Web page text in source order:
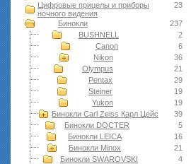
23
Цифровые прицелы и приборы
ночного видения
237
Бинокли
2
BUSHNELL
6
Canon
36
Nikon
21
Olympus
29
Pentax
19
Steiner
19
Yukon
39
Бинокли Carl Zeiss Карл Цейс
5
Бинокли DOCTER
16
Бинокли LEICA
21
Бинокли Minox
4
Бинокли SWAROVSKI